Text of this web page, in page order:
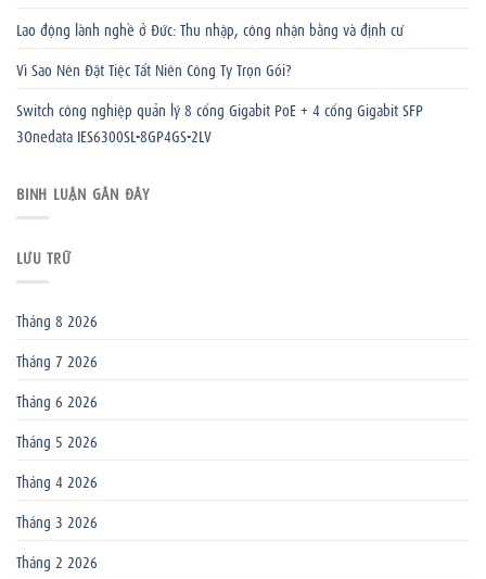
Lao động lành nghề ở Đức: Thu nhập, công nhận bằng và định cư
Vì Sao Nên Đặt Tiệc Tất Niên Công Ty Trọn Gói?
Switch công nghiệp quản lý 8 cổng Gigabit PoE + 4 cổng Gigabit SFP
3Onedata IES6300SL-8GP4GS-2LV
BÌNH LUẬN GẦN ĐÂY
LƯU TRỮ
Tháng 8 2026
Tháng 7 2026
Tháng 6 2026
Tháng 5 2026
Tháng 4 2026
Tháng 3 2026
Tháng 2 2026